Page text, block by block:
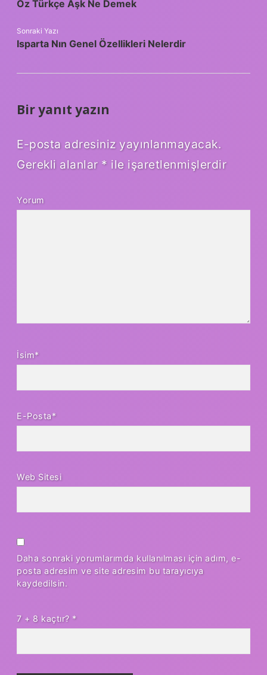
Öz Türkçe Aşk Ne Demek
Sonraki Yazı
Isparta Nın Genel Özellikleri Nelerdir
Bir yanıt yazın
E-posta adresiniz yayınlanmayacak.
Gerekli alanlar * ile işaretlenmişlerdir
Yorum
İsim*
E-Posta*
Web Sitesi
Daha sonraki yorumlarımda kullanılması için adım, e-
posta adresim ve site adresim bu tarayıcıya
kaydedilsin.
7 + 8 kaçtır? *